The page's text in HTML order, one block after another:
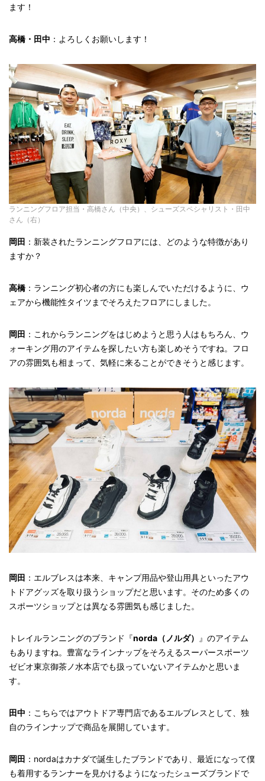
ます！
高橋・田中 ：よろしくお願いします！
ランニングフロア担当・高橋さん（中央）、シューズスペシャリスト・田中
さん（右）
岡田 ：新装されたランニングフロアには、どのような特徴があり
ますか？
高橋 ：ランニング初心者の方にも楽しんでいただけるように、ウ
ェアから機能性タイツまでそろえたフロアにしました。
岡田 ：これからランニングをはじめようと思う人はもちろん、ウ
ォーキング用のアイテムを探したい方も楽しめそうですね。フロ
アの雰囲気も相まって、気軽に来ることができそうと感じます。
岡田 ：エルブレスは本来、キャンプ用品や登山用具といったアウ
トドアグッズを取り扱うショップだと思います。そのため多くの
スポーツショップとは異なる雰囲気も感じました。
トレイルランニングのブランド『norda（ノルダ）
』のアイテム
もありますね。豊富なラインナップをそろえるスーパースポーツ
ゼビオ東京御茶ノ水本店でも扱っていないアイテムかと思いま
す。
田中 ：こちらではアウトドア専門店であるエルブレスとして、独
自のラインナップで商品を展開しています。
岡田 ：nordaはカナダで誕生したブランドであり、最近になって僕
も着用するランナーを見かけるようになったシューズブランドで